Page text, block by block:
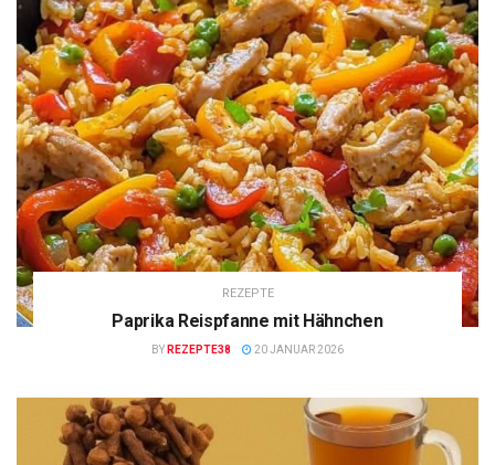
REZEPTE
Paprika Reispfanne mit Hähnchen
BY REZEPTE38 20 JANUAR 2026